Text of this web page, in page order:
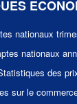
nationaux
nationaux
des
sur le